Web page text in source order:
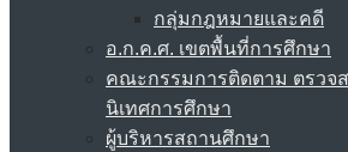
กลุ่มกฎหมายและคดี
อ.ก.ค.ศ. เขตพื้นที่การศึกษา
คณะกรรมการติดตาม ตรวจ
นิเทศการศึกษา
ผู้บริหารสถานศึกษา